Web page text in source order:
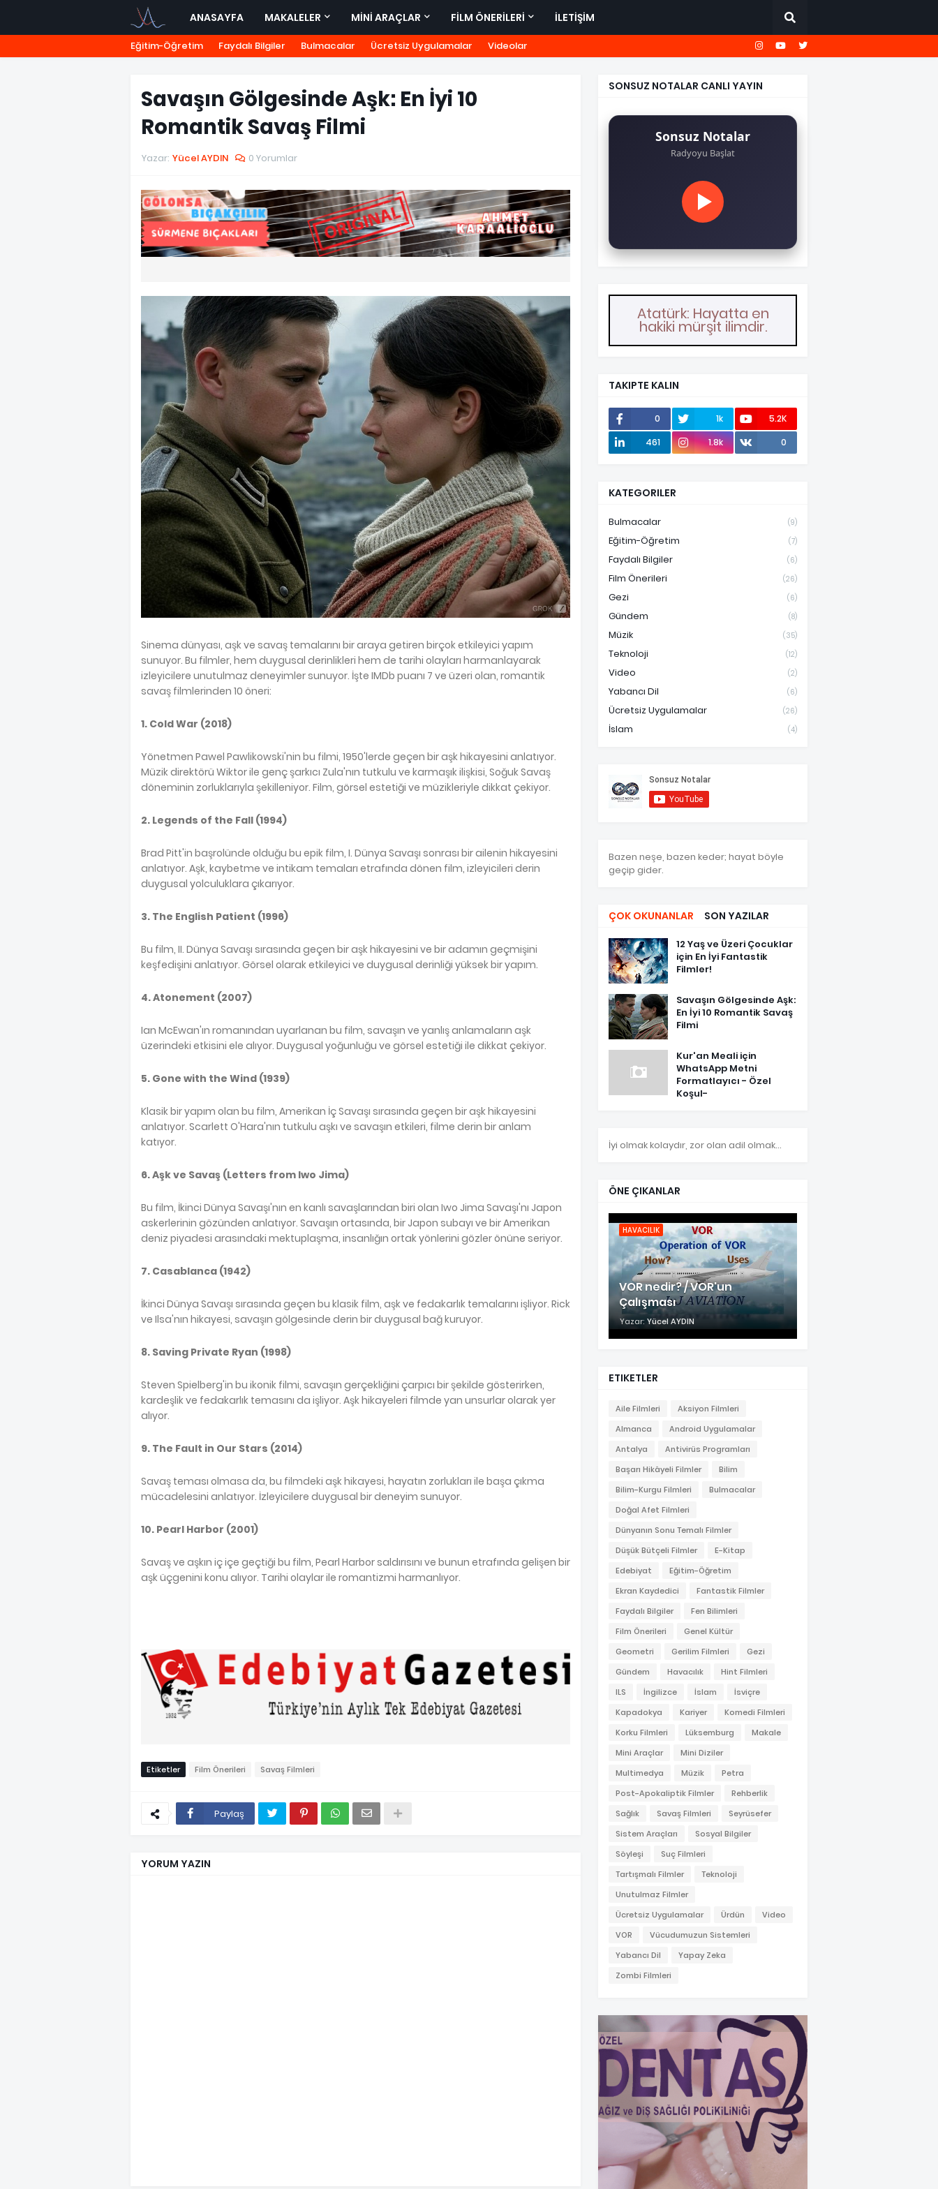
ANASAYFA MAKALELER MİNİ ARAÇLAR FİLM ÖNERİLERİ İLETİŞİM
Eğitim-Öğretim Faydalı Bilgiler Bulmacalar Ücretsiz Uygulamalar Videolar
Savaşın Gölgesinde Aşk: En İyi 10
Romantik Savaş Filmi
Yazar: Yücel AYDIN 0 Yorumlar
Sinema dünyası, aşk ve savaş temalarını bir araya getiren birçok etkileyici yapım
sunuyor. Bu filmler, hem duygusal derinlikleri hem de tarihi olayları harmanlayarak
izleyicilere unutulmaz deneyimler sunuyor. İşte IMDb puanı 7 ve üzeri olan, romantik
savaş filmlerinden 10 öneri:
1. Cold War (2018)
Yönetmen Pawel Pawlikowski'nin bu filmi, 1950'lerde geçen bir aşk hikayesini anlatıyor.
Müzik direktörü Wiktor ile genç şarkıcı Zula'nın tutkulu ve karmaşık ilişkisi, Soğuk Savaş
döneminin zorluklarıyla şekilleniyor. Film, görsel estetiği ve müzikleriyle dikkat çekiyor.
2. Legends of the Fall (1994)
Brad Pitt'in başrolünde olduğu bu epik film, I. Dünya Savaşı sonrası bir ailenin hikayesini
anlatıyor. Aşk, kaybetme ve intikam temaları etrafında dönen film, izleyicileri derin
duygusal yolculuklara çıkarıyor.
3. The English Patient (1996)
Bu film, II. Dünya Savaşı sırasında geçen bir aşk hikayesini ve bir adamın geçmişini
keşfedişini anlatıyor. Görsel olarak etkileyici ve duygusal derinliği yüksek bir yapım.
4. Atonement (2007)
Ian McEwan'ın romanından uyarlanan bu film, savaşın ve yanlış anlamaların aşk
üzerindeki etkisini ele alıyor. Duygusal yoğunluğu ve görsel estetiği ile dikkat çekiyor.
5. Gone with the Wind (1939)
Klasik bir yapım olan bu film, Amerikan İç Savaşı sırasında geçen bir aşk hikayesini
anlatıyor. Scarlett O'Hara'nın tutkulu aşkı ve savaşın etkileri, filme derin bir anlam
katıyor.
6. Aşk ve Savaş (Letters from Iwo Jima)
Bu film, İkinci Dünya Savaşı'nın en kanlı savaşlarından biri olan Iwo Jima Savaşı'nı Japon
askerlerinin gözünden anlatıyor. Savaşın ortasında, bir Japon subayı ve bir Amerikan
deniz piyadesi arasındaki mektuplaşma, insanlığın ortak yönlerini gözler önüne seriyor.
7. Casablanca (1942)
İkinci Dünya Savaşı sırasında geçen bu klasik film, aşk ve fedakarlık temalarını işliyor. Rick
ve Ilsa'nın hikayesi, savaşın gölgesinde derin bir duygusal bağ kuruyor.
8. Saving Private Ryan (1998)
Steven Spielberg'in bu ikonik filmi, savaşın gerçekliğini çarpıcı bir şekilde gösterirken,
kardeşlik ve fedakarlık temasını da işliyor. Aşk hikayeleri filmde yan unsurlar olarak yer
alıyor.
9. The Fault in Our Stars (2014)
Savaş teması olmasa da, bu filmdeki aşk hikayesi, hayatın zorlukları ile başa çıkma
mücadelesini anlatıyor. İzleyicilere duygusal bir deneyim sunuyor.
10. Pearl Harbor (2001)
Savaş ve aşkın iç içe geçtiği bu film, Pearl Harbor saldırısını ve bunun etrafında gelişen bir
aşk üçgenini konu alıyor. Tarihi olaylar ile romantizmi harmanlıyor.
Etiketler Film Önerileri Savaş Filmleri
Paylaş
YORUM YAZIN
SONSUZ NOTALAR CANLI YAYIN
Sonsuz Notalar
Radyoyu Başlat
Atatürk: Hayatta en
hakiki mürşit ilimdir.
TAKIPTE KALIN
0 1k
5.2K
461
1.8k 0
KATEGORILER
Bulmacalar (9)
Eğitim-Öğretim (7)
Faydalı Bilgiler (6)
Film Önerileri (26)
Gezi (6)
Gündem (8)
Müzik (35)
Teknoloji (12)
Video (2)
Yabancı Dil (6)
Ücretsiz Uygulamalar (26)
İslam (4)
Bazen neşe, bazen keder; hayat böyle
geçip gider.
ÇOK OKUNANLAR SON YAZILAR
12 Yaş ve Üzeri Çocuklar
için En İyi Fantastik
Filmler!
Savaşın Gölgesinde Aşk:
En İyi 10 Romantik Savaş
Filmi
Kur'an Meali için
WhatsApp Metni
Formatlayıcı - Özel
Koşul-
İyi olmak kolaydır, zor olan adil olmak...
ÖNE ÇIKANLAR
HAVACILIK
VOR nedir? / VOR'un
Çalışması
Yazar: Yücel AYDIN
ETIKETLER
Aile Filmleri
Aksiyon Filmleri
Almanca
Android Uygulamalar
Antalya
Antivirüs Programları
Başarı Hikâyeli Filmler
Bilim
Bilim-Kurgu Filmleri
Bulmacalar
Doğal Afet Filmleri
Dünyanın Sonu Temalı Filmler
Düşük Bütçeli Filmler
E-Kitap
Edebiyat
Eğitim-Öğretim
Ekran Kaydedici
Fantastik Filmler
Faydalı Bilgiler
Fen Bilimleri
Film Önerileri
Genel Kültür
Geometri
Gerilim Filmleri
Gezi
Gündem
Havacılık
Hint Filmleri
ILS
İngilizce İslam
İsviçre
Kapadokya
Kariyer
Komedi Filmleri
Korku Filmleri
Lüksemburg
Makale
Mini Araçlar
Mini Diziler
Multimedya
Müzik
Petra
Post-Apokaliptik Filmler
Rehberlik
Sağlık
Savaş Filmleri
Seyrüsefer
Sistem Araçları
Sosyal Bilgiler
Söyleşi
Suç Filmleri
Tartışmalı Filmler
Teknoloji
Unutulmaz Filmler
Ücretsiz Uygulamalar
Ürdün
Video
VOR
Vücudumuzun Sistemleri
Yabancı Dil
Yapay Zeka
Zombi Filmleri